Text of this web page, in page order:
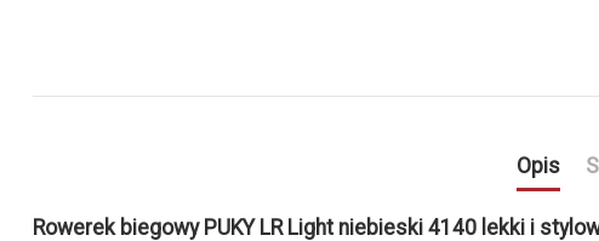
Opis
Rowerek biegowy PUKY LR Light niebieski 4140 lekki i